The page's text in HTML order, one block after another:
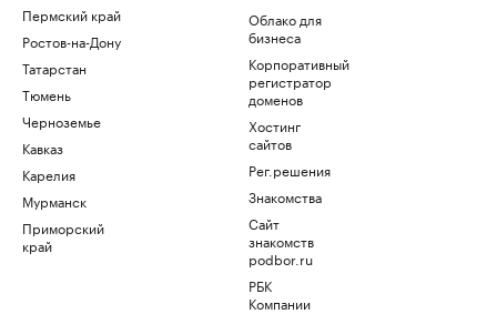
Пермский край
Ростов-на-Дону
Татарстан
Тюмень
Черноземье
Кавказ
Карелия
Мурманск
Приморский
край
Облако для
бизнеса
Корпоративный
регистратор
доменов
Хостинг
сайтов
Рег.решения
Знакомства
Сайт
знакомств
podbor.ru
РБК
Компании